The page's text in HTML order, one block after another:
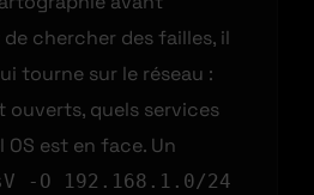
de chercher des failles, il
tourne sur le réseau :
ouverts, quels services
est en face. Un
-O 192.168.1.0/24